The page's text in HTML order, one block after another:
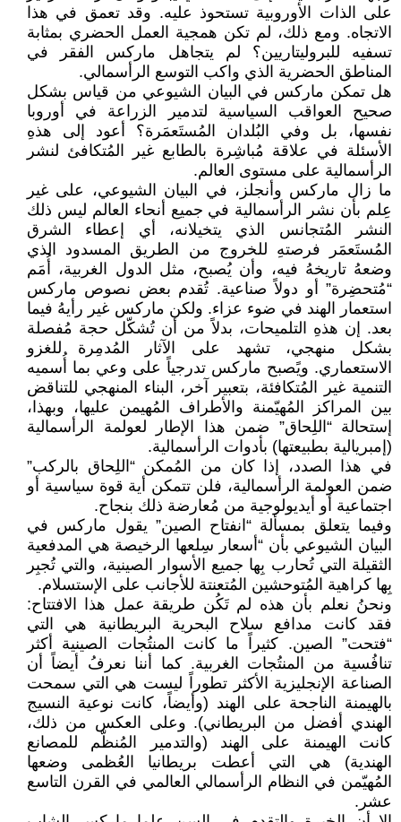
على الذات الأوروبية تستحوذ عليه. وقد تعمق في هذا
الاتجاه. ومع ذلك، لم تكن همجية العمل الحضري بمثابة
تسفيه للبروليتاريين؟ لم يتجاهل ماركس الفقر في
المناطق الحضرية الذي واكب التوسع الرأسمالي.
هل تمكن ماركس في البيان الشيوعي من قياس بشكل
صحيح العواقب السياسية لتدمير الزراعة في أوروبا
نفسها، بل وفي البُلدان المُستَعمَرة؟ أعود إلى هذهِ
الأسئلة في علاقة مُباشِرة بالطابع غير المُتكافئ لنشر
الرأسمالية على مستوى العالم.
ما زال ماركس وأنجلز، في البيان الشيوعي، على غير
عِلم بأن نشر الرأسمالية في جميع أنحاء العالم ليس ذلك
النشر المُتجانس الذي يتخيلانه، أي إعطاء الشرق
المُستَعمَر فرصتهِ للخروج من الطريق المسدود الذي
وضعهُ تاريخهُ فيه، وأن يُصبح، مثل الدول الغربية، أُمَم
“مُتحضِرة” أو دولاً صناعية. تُقدم بعض نصوص ماركس
استعمار الهند في ضوء عزاء. ولكن ماركس غير رأيهُ فيما
بعد. إن هذهِ التلميحات، بدلاً من أن تُشكّل حجة مُفصلة
بشكل منهجي، تشهد على الآثار المُدمِرة للغزو
الاستعماري. ويًصبح ماركس تدرجياً على وعي بما أُسميه
التنمية غير المُتكافئة، بتعبير آخر، البناء المنهجي للتناقض
بين المراكز المُهيّمنة والأطراف المُهيمن عليها، وبهذا،
إستحالة “اللِحاق” ضمن هذا الإطار لعولمة الرأسمالية
(إمبريالية بطبيعتها) بأدوات الرأسمالية.
في هذا الصدد، إذا كان من المُمكن “اللِحاق بالركب”
ضمن العولمة الرأسمالية، فلن تتمكن أية قوة سياسية أو
اجتماعية أو أيديولوجية من مُعارضة ذلك بنجاح.
وفيما يتعلق بمسألة “انفتاح الصين” يقول ماركس في
البيان الشيوعي بأن “أسعار سِلعها الرخيصة هي المدفعية
الثقيلة التي تُحارب بِها جميع الأسوار الصينية، والتي تُجبِر
بِها كراهية المُتوحشين المُتعنتة للأجانب على الإستسلام.
ونحنُ نعلم بأن هذه لم تَكُن طريقة عمل هذا الافتتاح:
فقد كانت مدافع سلاح البحرية البريطانية هي التي
“فتحت” الصين. كثيراً ما كانت المنتُجات الصينية أكثر
تنافُسية من المنتُجات الغربية. كما أننا نعرفُ أيضاً أن
الصناعة الإنجليزية الأكثر تطوراً ليست هي التي سمحت
بالهيمنة الناجحة على الهند (وأيضاً، كانت نوعية النسيج
الهندي أفضل من البريطاني). وعلى العكس من ذلك،
كانت الهيمنة على الهند (والتدمير المُنظّم للمصانع
الهندية) هي التي أعطت بريطانيا العُظمى وضعها
المُهيّمن في النظام الرأسمالي العالمي في القرن التاسع
عشر.